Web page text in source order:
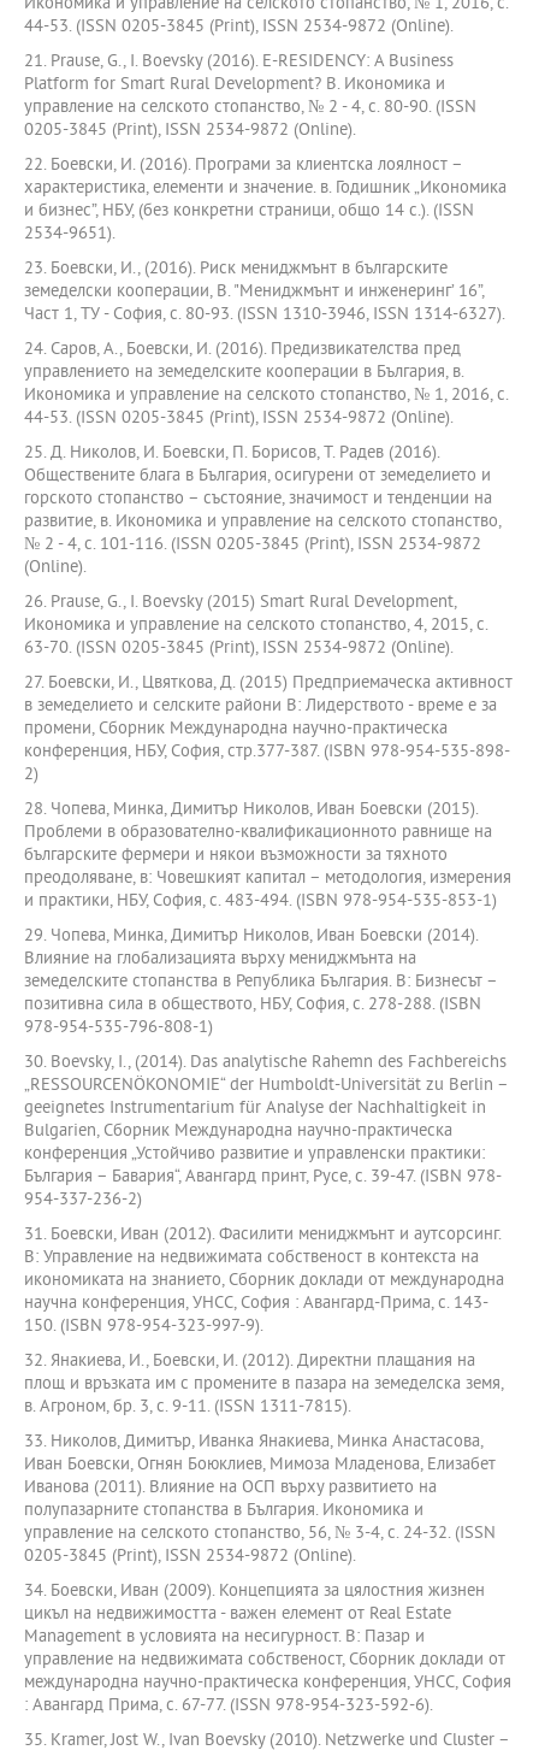
44-53. (ISSN 0205-3845 (Print), ISSN 2534-9872 (Online).
21. Prause, G., I. Boevsky (2016). E-RESIDENCY: A Business
Platform for Smart Rural Development? В. Икономика и
управление на селското стопанство, № 2 - 4, с. 80-90. (ISSN
0205-3845 (Print), ISSN 2534-9872 (Online).
22. Боевски, И. (2016). Програми за клиентска лоялност –
характеристика, елементи и значение. в. Годишник „Икономика
и бизнес”, НБУ, (без конкретни страници, общо 14 с.). (ISSN
2534-9651).
23. Боевски, И., (2016). Риск мениджмънт в българските
земеделски кооперации, В. "Мениджмънт и инженеринг’ 16”,
Част 1, ТУ - София, с. 80-93. (ISSN 1310-3946, ISSN 1314-6327).
24. Саров, А., Боевски, И. (2016). Предизвикателства пред
управлението на земеделските кооперации в България, в.
Икономика и управление на селското стопанство, № 1, 2016, с.
44-53. (ISSN 0205-3845 (Print), ISSN 2534-9872 (Online).
25. Д. Николов, И. Боевски, П. Борисов, Т. Радев (2016).
Обществените блага в България, осигурени от земеделието и
горското стопанство – състояние, значимост и тенденции на
развитие, в. Икономика и управление на селското стопанство,
№ 2 - 4, с. 101-116. (ISSN 0205-3845 (Print), ISSN 2534-9872
(Online).
26. Prause, G., I. Boevsky (2015) Smart Rural Development,
Икономика и управление на селското стопанство, 4, 2015, с.
63-70. (ISSN 0205-3845 (Print), ISSN 2534-9872 (Online).
27. Боевски, И., Цвяткова, Д. (2015) Предприемаческа активност
в земеделието и селските райони В: Лидерството - време е за
промени, Сборник Международна научно-практическа
конференция, НБУ, София, стр.377-387. (ISBN 978-954-535-898-
2)
28. Чопева, Минка, Димитър Николов, Иван Боевски (2015).
Проблеми в образователно-квалификационното равнище на
българските фермери и някои възможности за тяхното
преодоляване, в: Човешкият капитал – методология, измерения
и практики, НБУ, София, с. 483-494. (ISBN 978-954-535-853-1)
29. Чопева, Минка, Димитър Николов, Иван Боевски (2014).
Влияние на глобализацията върху мениджмънта на
земеделските стопанства в Република България. В: Бизнесът –
позитивна сила в обществото, НБУ, София, с. 278-288. (ISBN
978-954-535-796-808-1)
30. Boevsky, I., (2014). Das analytische Rahemn des Fachbereichs
„RESSOURCENÖKONOMIE“ der Humboldt-Universität zu Berlin –
geeignetes Instrumentarium für Analyse der Nachhaltigkeit in
Bulgarien, Сборник Международна научно-практическа
конференция „Устойчиво развитие и управленски практики:
България – Бавария“, Авангард принт, Русе, с. 39-47. (ISBN 978-
954-337-236-2)
31. Боевски, Иван (2012). Фасилити мениджмънт и аутсорсинг.
В: Управление на недвижимата собственост в контекста на
икономиката на знанието, Сборник доклади от международна
научна конференция, УНСС, София : Авангард-Прима, с. 143-
150. (ISBN 978-954-323-997-9).
32. Янакиева, И., Боевски, И. (2012). Директни плащания на
площ и връзката им с промените в пазара на земеделска земя,
в. Агроном, бр. 3, с. 9-11. (ISSN 1311-7815).
33. Николов, Димитър, Иванка Янакиева, Минка Анастасова,
Иван Боевски, Огнян Боюклиев, Мимоза Младенова, Елизабет
Иванова (2011). Влияние на ОСП върху развитието на
полупазарните стопанства в България. Икономика и
управление на селското стопанство, 56, № 3-4, с. 24-32. (ISSN
0205-3845 (Print), ISSN 2534-9872 (Online).
34. Боевски, Иван (2009). Концепцията за цялостния жизнен
цикъл на недвижимостта - важен елемент от Real Estate
Management в условията на несигурност. В: Пазар и
управление на недвижимата собственост, Сборник доклади от
международна научно-практическа конференция, УНСС, София
: Авангард Прима, с. 67-77. (ISSN 978-954-323-592-6).
35. Kramer, Jost W., Ivan Boevsky (2010). Netzwerke und Cluster –